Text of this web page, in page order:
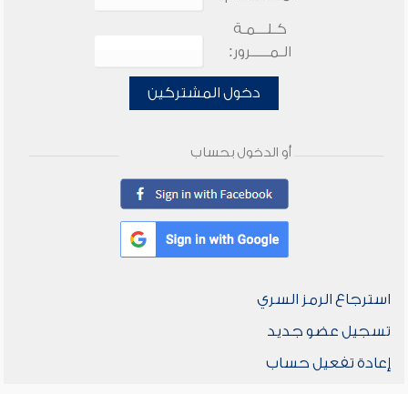
كـلـــمـة
الـمـــــرور:
دخول المشتركين
أو الدخول بحساب
استرجاع الرمز السري
تسجيل عضو جديد
إعادة تفعيل حساب